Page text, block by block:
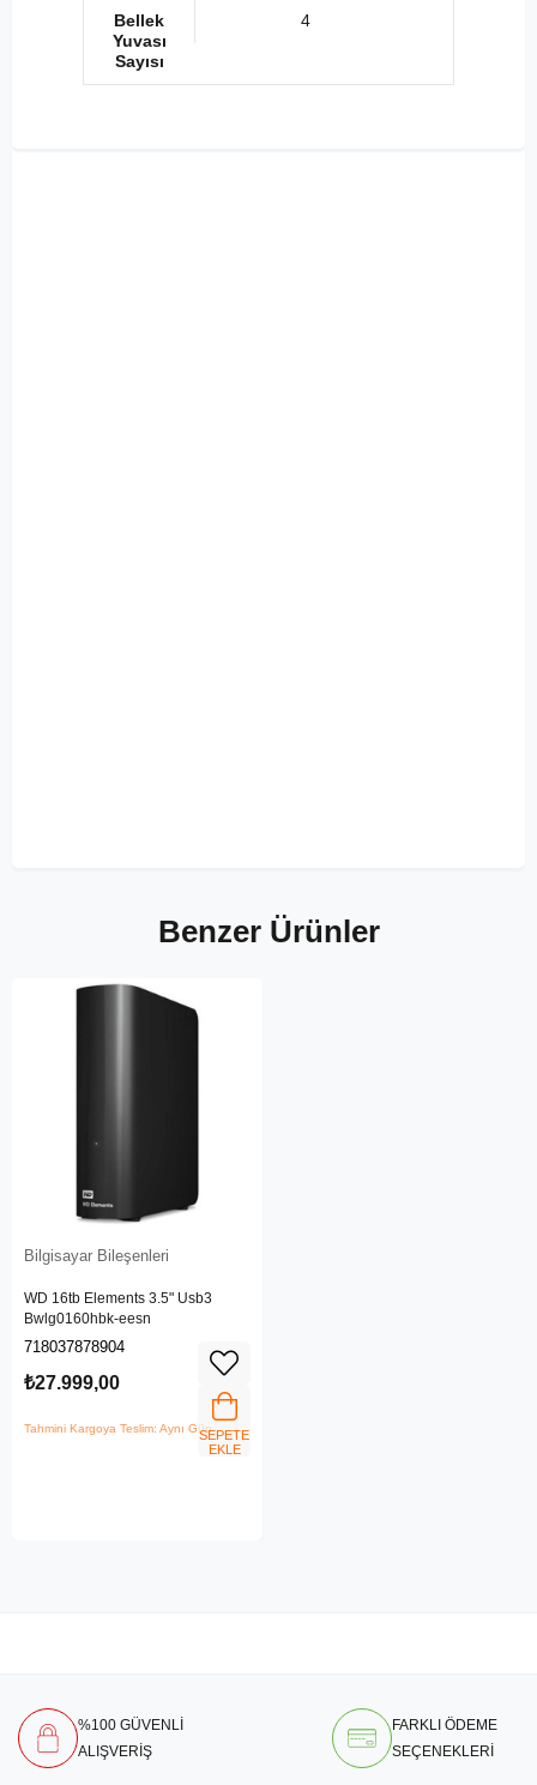
Bellek
Yuvası
Sayısı
4
Benzer Ürünler
Bilgisayar Bileşenleri
WD 16tb Elements 3.5" Usb3
Bwlg0160hbk-eesn
718037878904
₺27.999,00
Tahmini Kargoya Teslim: Aynı GünSEPETE
EKLE
%100 GÜVENLİ
ALIŞVERİŞ
FARKLI ÖDEME
SEÇENEKLERİ